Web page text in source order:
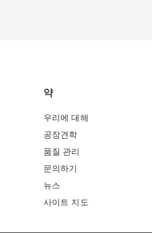
약
우리에 대해
공장견학
품질 관리
문의하기
뉴스
사이트 지도